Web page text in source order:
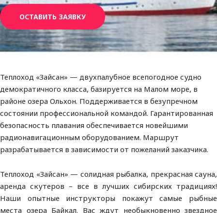
ОСТАВИТЬ ЗАЯВКУ
Теплоход «Зайсан» — двухпалубное всепогодное судно
демократичного класса, базируется на Малом море, в
районе озера Ольхон. Поддерживается в безупречном
состоянии профессиональной командой. Гарантированная
безопасность плавания обеспечивается новейшими
радионавигационным оборудованием. Маршрут
разрабатывается в зависимости от пожеланий заказчика.
Теплоход «Зайсан» — солидная рыбалка, прекрасная сауна,
аренда скутеров – все в лучших сибирских традициях!
Наши опытные инструкторы покажут самые рыбные
места озера Байкал. Вас ждут необыкновенно звездное